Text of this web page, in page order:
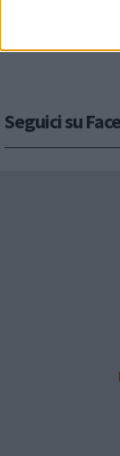
Seguici su